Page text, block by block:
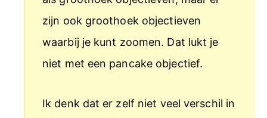
zijn ook groothoek objectieven
waarbij je kunt zoomen. Dat lukt je
niet met een pancake objectief.
Ik denk dat er zelf niet veel verschil in